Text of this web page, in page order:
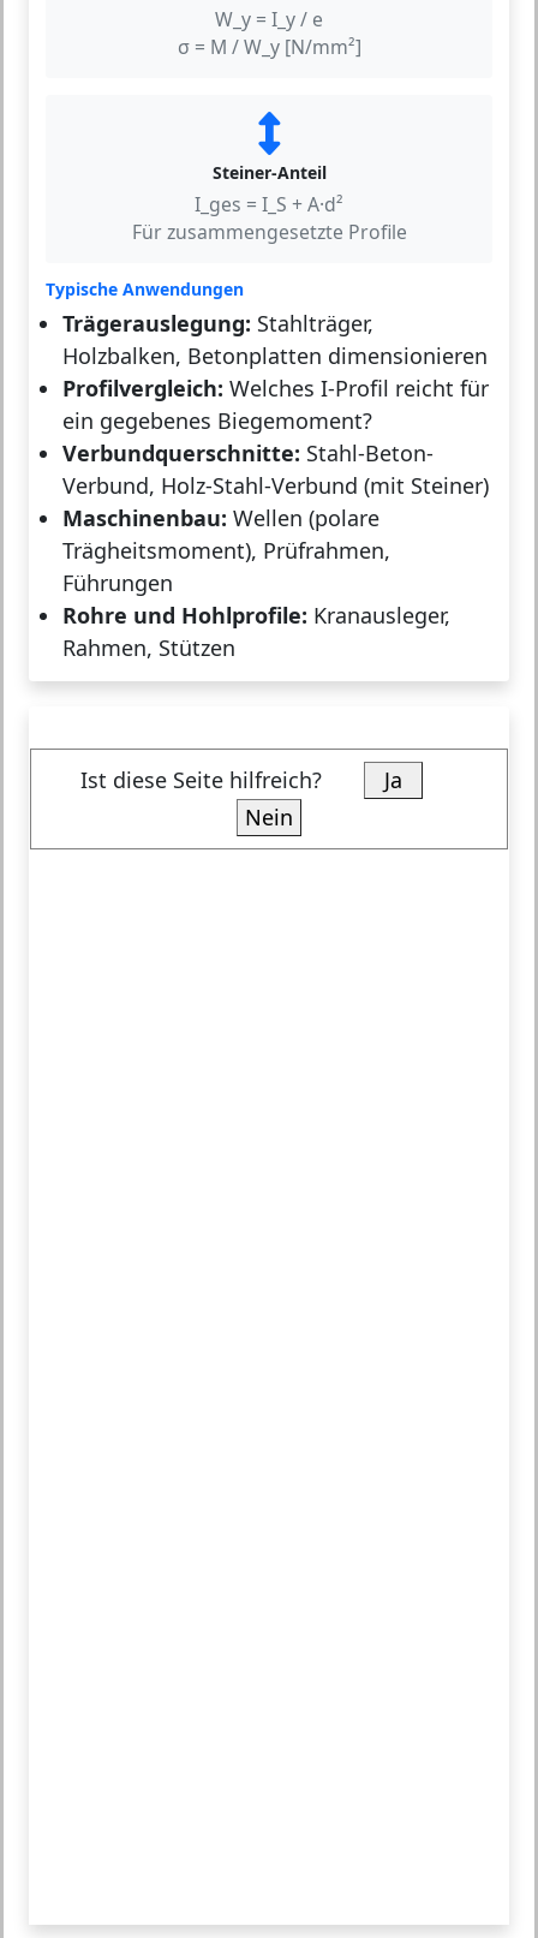
W_y = I_y / e
σ = M / W_y [N/mm²]
Steiner-Anteil
I_ges = I_S + A·d²
Für zusammengesetzte Profile
Typische Anwendungen
Trägerauslegung: Stahlträger,
Holzbalken, Betonplatten dimensionieren
Profil­vergleich: Welches I-Profil reicht für
ein gegebenes Biegemoment?
Verbundquerschnitte: Stahl-Beton-
Verbund, Holz-Stahl-Verbund (mit Steiner)
Maschinenbau: Wellen (polare
Trägheitsmoment), Prüfrahmen,
Führungen
Rohre und Hohlprofile: Kranausleger,
Rahmen, Stützen
Ist diese Seite hilfreich?
Ja
Nein